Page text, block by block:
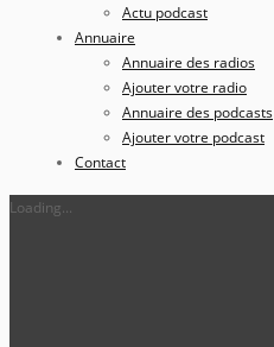
Actu podcast
Annuaire
Annuaire des radios
Ajouter votre radio
Annuaire des podcasts
Ajouter votre podcast
Contact
Loading...